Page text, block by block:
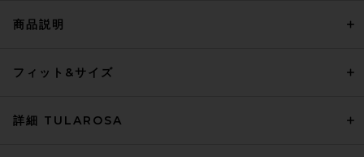
商品説明
フィット&サイズ
詳細 TULAROSA